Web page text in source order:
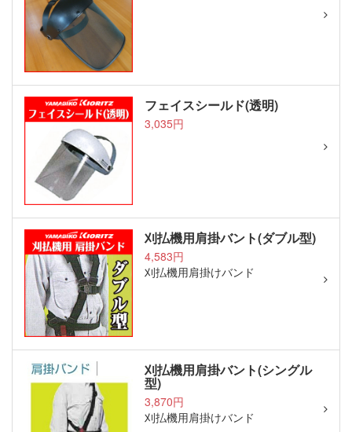
フェイスシールド(透明)
3,035円
刈払機用肩掛バント(ダブル型)
4,583円
刈払機用肩掛けバンド
刈払機用肩掛バント(シングル
型)
3,870円
刈払機用肩掛けバンド